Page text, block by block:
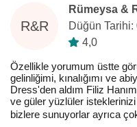
R&R
Rümeysa &
Düğün
4,0
Özellikle yorumum üstte
gelinliğimi, kınalığımı ve
Dress'den aldım Filiz
ve güler yüzlüler
bizlere sunuyorlar ayrıca